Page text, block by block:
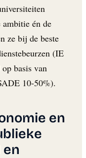
ambitie én de
ze bij de beste
(IE
basis van
10-50%).
en
en